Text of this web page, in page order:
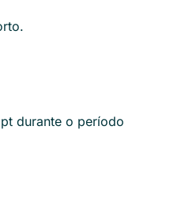
durante o período